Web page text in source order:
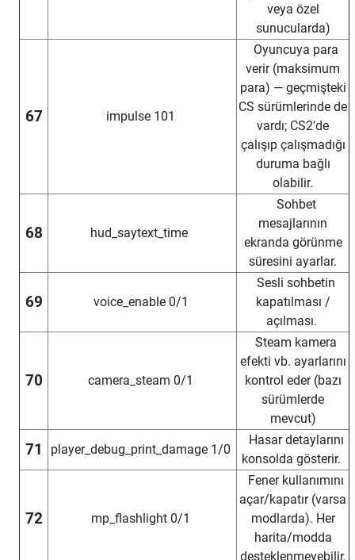
veya özel
sunucularda)
67 impulse 101
Oyuncuya para
verir (maksimum
para) — geçmişteki
CS sürümlerinde de
vardı; CS2'de
çalışıp çalışmadığı
duruma bağlı
olabilir.
68 hud_saytext_time
Sohbet
mesajlarının
ekranda görünme
süresini ayarlar.
69 voice_enable 0/1
Sesli sohbetin
kapatılması /
açılması.
70 camera_steam 0/1
Steam kamera
efekti vb. ayarlarını
kontrol eder (bazı
sürümlerde
mevcut)
71 player_debug_print_damage 1/0
Hasar detaylarını
konsolda gösterir.
72 mp_flashlight 0/1
Fener kullanımını
açar/kapatır (varsa
modlarda). Her
harita/modda
desteklenmeyebilir.